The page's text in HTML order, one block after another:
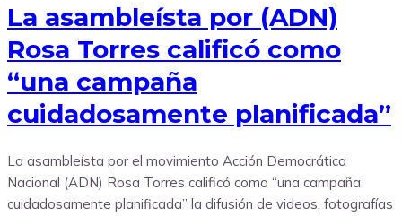
La asambleísta por (ADN)
Rosa Torres calificó como
“una campaña
cuidadosamente planificada”
La asambleísta por el movimiento Acción Democrática
Nacional (ADN) Rosa Torres calificó como “una campaña
cuidadosamente planificada” la difusión de videos, fotografías